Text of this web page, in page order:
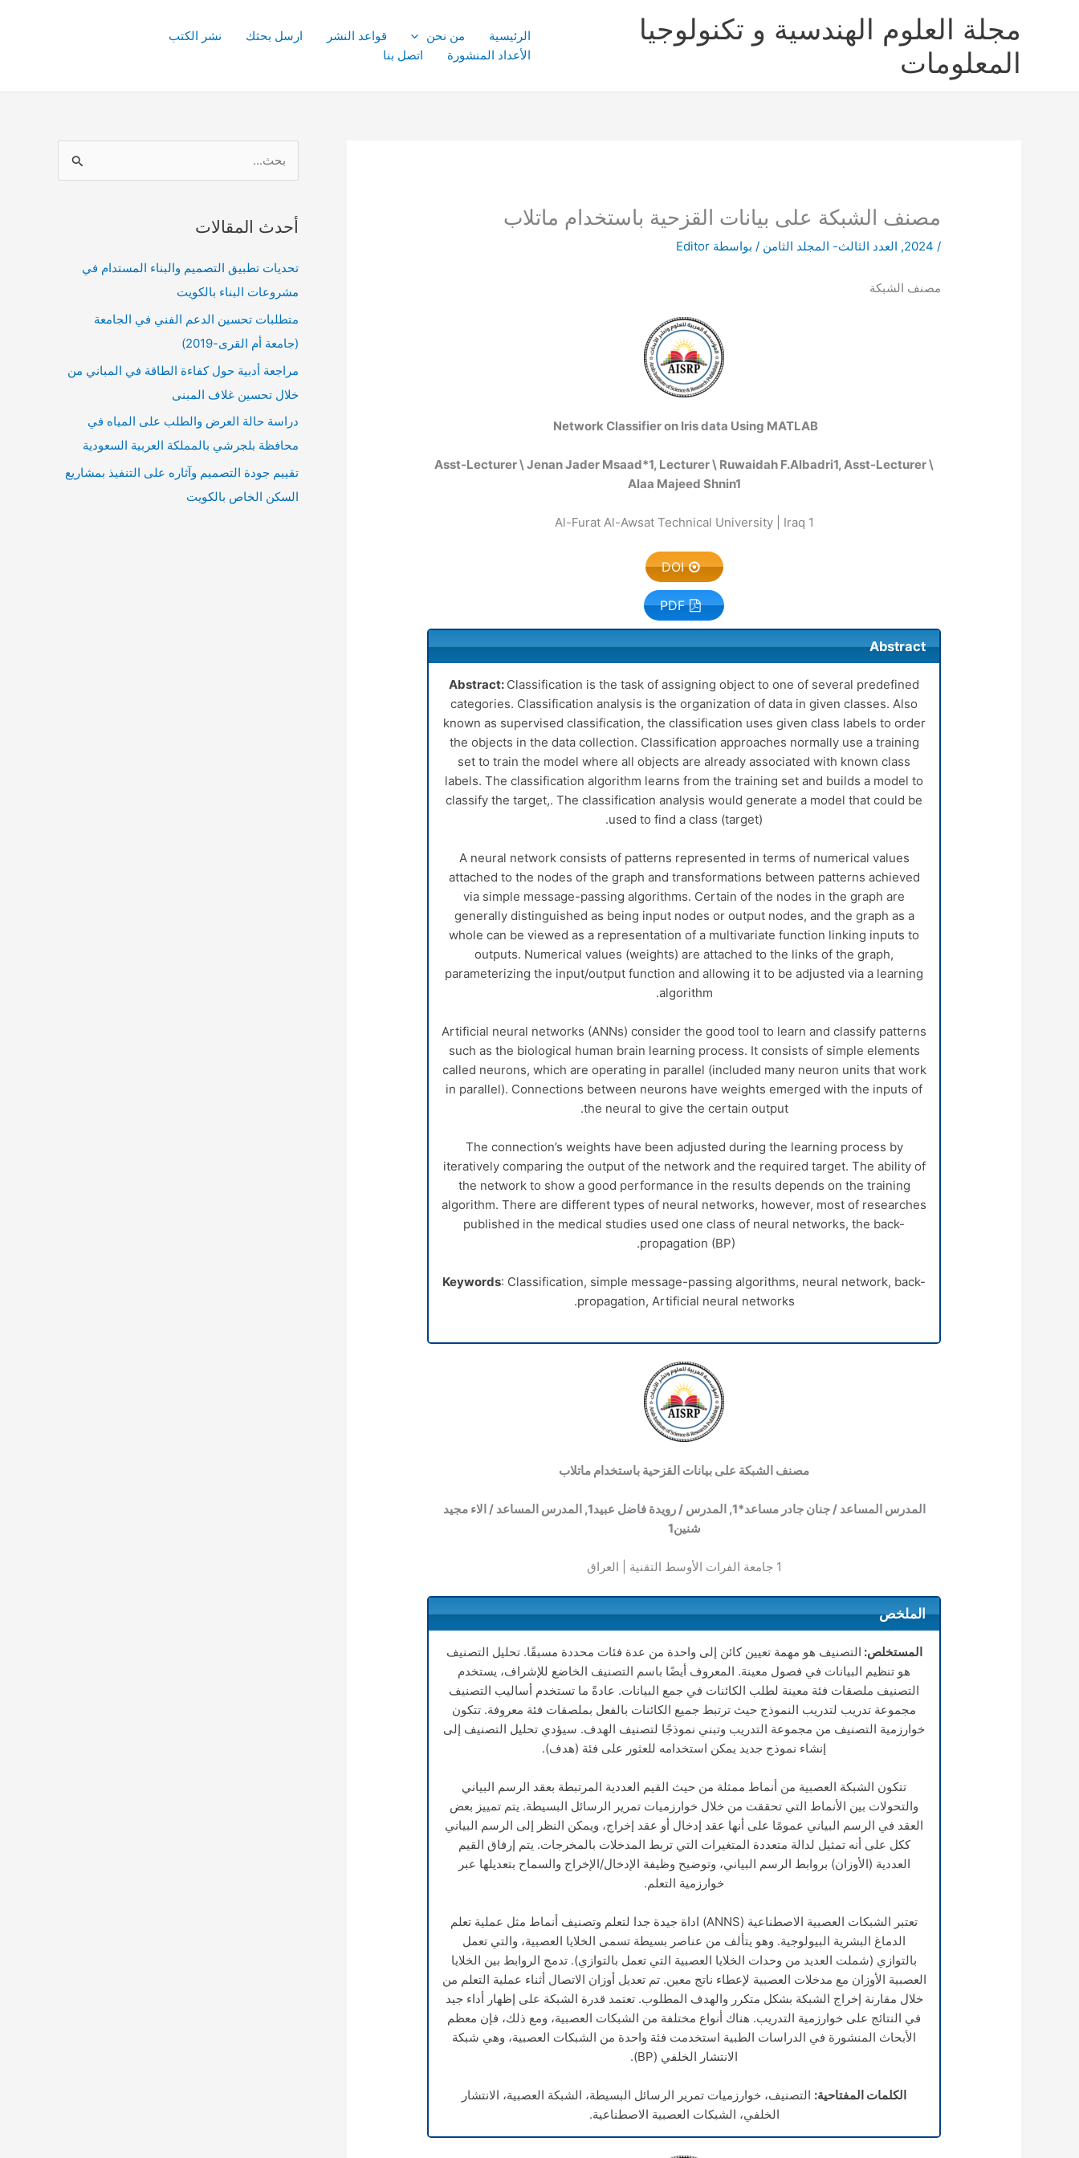
مجلة العلوم الهندسية و تكنولوجيا
المعلومات
الرئيسية من نحن قواعد النشر ارسل بحثك
نشر الكتب
الأعداد المنشورة
اتصل بنا
مصنف الشبكة على بيانات القزحية باستخدام ماتلاب
/
2024
, العدد الثالث- المجلد الثامن / بواسطة Editor
مصنف الشبكة
Network Classifier on Iris data Using MATLAB
Asst-Lecturer \ Jenan Jader Msaad*1, Lecturer \ Ruwaidah F.Albadri1, Asst-Lecturer \
Alaa Majeed Shnin1
1
DOI
PDF
Abstract
Abstract: Classification is the task of assigning object to one of several predefined
categories. Classification analysis is the organization of data in given classes. Also
known as supervised classification, the classification uses given class labels to order
the objects in the data collection. Classification approaches normally use a training
set to train the model where all objects are already associated with known class
labels. The classification algorithm learns from the training set and builds a model to
classify the target,. The classification analysis would generate a model that could be
used to find a class (target).
A neural network consists of patterns represented in terms of numerical values
attached to the nodes of the graph and transformations between patterns achieved
via simple message-passing algorithms. Certain of the nodes in the graph are
generally distinguished as being input nodes or output nodes, and the graph as a
whole can be viewed as a representation of a multivariate function linking inputs to
outputs. Numerical values (weights) are attached to the links of the graph,
parameterizing the input/output function and allowing it to be adjusted via a learning
algorithm.
Artificial neural networks (ANNs) consider the good tool to learn and classify patterns
such as the biological human brain learning process. It consists of simple elements
called neurons, which are operating in parallel (included many neuron units that work
in parallel). Connections between neurons have weights emerged with the inputs of
the neural to give the certain output.
The connection’s weights have been adjusted during the learning process by
iteratively comparing the output of the network and the required target. The ability of
the network to show a good performance in the results depends on the training
algorithm. There are different types of neural networks, however, most of researches
published in the medical studies used one class of neural networks, the back-
propagation (BP).
Keywords: Classification, simple message-passing algorithms, neural network, back-
propagation, Artificial neural networks.
مصنف الشبكة على بيانات القزحية باستخدام ماتلاب
المدرس المساعد / جنان جادر مساعد*1, المدرس / رويدة فاضل عبيد1, المدرس المساعد / الاء مجيد
شنين1
1 جامعة الفرات الأوسط التقنية | العراق
الملخص
المستخلص: التصنيف هو مهمة تعيين كائن إلى واحدة من عدة فئات محددة مسبقًا. تحليل التصنيف
هو تنظيم البيانات في فصول معينة. المعروف أيضًا باسم التصنيف الخاضع للإشراف، يستخدم
التصنيف ملصقات فئة معينة لطلب الكائنات في جمع البيانات. عادةً ما تستخدم أساليب التصنيف
مجموعة تدريب لتدريب النموذج حيث ترتبط جميع الكائنات بالفعل بملصقات فئة معروفة. تتكون
خوارزمية التصنيف من مجموعة التدريب وتبني نموذجًا لتصنيف الهدف. سيؤدي تحليل التصنيف إلى
إنشاء نموذج جديد يمكن استخدامه للعثور على فئة (هدف).
تتكون الشبكة العصبية من أنماط ممثلة من حيث القيم العددية المرتبطة بعقد الرسم البياني
والتحولات بين الأنماط التي تحققت من خلال خوارزميات تمرير الرسائل البسيطة. يتم تمييز بعض
العقد في الرسم البياني عمومًا على أنها عقد إدخال أو عقد إخراج، ويمكن النظر إلى الرسم البياني
ككل على أنه تمثيل لدالة متعددة المتغيرات التي تربط المدخلات بالمخرجات. يتم إرفاق القيم
العددية (الأوزان) بروابط الرسم البياني، وتوضيح وظيفة الإدخال/الإخراج والسماح بتعديلها عبر
خوارزمية التعلم.
تعتبر الشبكات العصبية الاصطناعية (ANNS) اداة جيدة جدا لتعلم وتصنيف أنماط مثل عملية تعلم
الدماغ البشرية البيولوجية. وهو يتألف من عناصر بسيطة تسمى الخلايا العصبية، والتي تعمل
بالتوازي (شملت العديد من وحدات الخلايا العصبية التي تعمل بالتوازي). تدمج الروابط بين الخلايا
العصبية الأوزان مع مدخلات العصبية لإعطاء ناتج معين. تم تعديل أوزان الاتصال أثناء عملية التعلم من
خلال مقارنة إخراج الشبكة بشكل متكرر والهدف المطلوب. تعتمد قدرة الشبكة على إظهار أداء جيد
في النتائج على خوارزمية التدريب. هناك أنواع مختلفة من الشبكات العصبية، ومع ذلك، فإن معظم
الأبحاث المنشورة في الدراسات الطبية استخدمت فئة واحدة من الشبكات العصبية، وهي شبكة
الانتشار الخلفي (BP).
الكلمات المفتاحية: التصنيف، خوارزميات تمرير الرسائل البسيطة، الشبكة العصبية، الانتشار
الخلفي، الشبكات العصبية الاصطناعية.
حأحدث المقالات
تحديات تطبيق التصميم والبناء المستدام في
مشروعات البناء بالكويت
متطلبات تحسين الدعم الفني في الجامعة
(جامعة أم القرى-2019)
مراجعة أدبية حول كفاءة الطاقة في المباني من
خلال تحسين غلاف المبنى
دراسة حالة العرض والطلب على المياه في
محافظة بلجرشي بالمملكة العربية السعودية
تقييم جودة التصميم وآثاره على التنفيذ بمشاريع
السكن الخاص بالكويت